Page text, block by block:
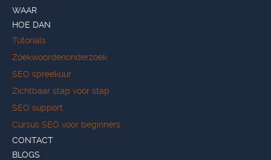
WAAR
HOE DAN
Tutorials
Zoekwoordenonderzoek
SEO spreekuur
Zichtbaar stap voor stap
SEO support
Cursus SEO voor beginners
CONTACT
BLOGS